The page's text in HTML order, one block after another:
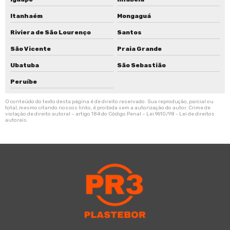
Itanhaém Mongaguá
Riviera de São Lourenço Santos
São Vicente Praia Grande
Ubatuba São Sebastião
Peruíbe
O conteúdo do texto desta página é de direito reservado. Sua reprodução, parcial ou
total, mesmo citando nossos links, é proibida sem a autorização do autor. Crime de
violação de direito autoral – artigo 184 do Código Penal – Lei 9610/98 - Lei de direitos
autorais.